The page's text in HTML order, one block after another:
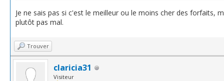
Je ne sais pas si c'est le meilleur ou le moins cher des forfaits,
plutôt pas mal.
Trouver
claricia31
Visiteur